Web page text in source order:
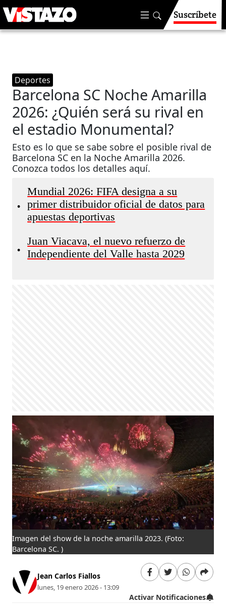
Suscríbete
Deportes
Barcelona SC Noche Amarilla
2026: ¿Quién será su rival en
el estadio Monumental?
Esto es lo que se sabe sobre el posible rival de
Barcelona SC en la Noche Amarilla 2026.
Conozca todos los detalles aquí.
•
Mundial 2026: FIFA designa a su
primer distribuidor oficial de datos para
apuestas deportivas
•
Juan Viacava, el nuevo refuerzo de
Independiente del Valle hasta 2029
Imagen del show de la noche amarilla 2023. (Foto:
Barcelona SC. )
Jean Carlos Fiallos
lunes, 19 enero 2026 - 13:09
Activar Notificaciones